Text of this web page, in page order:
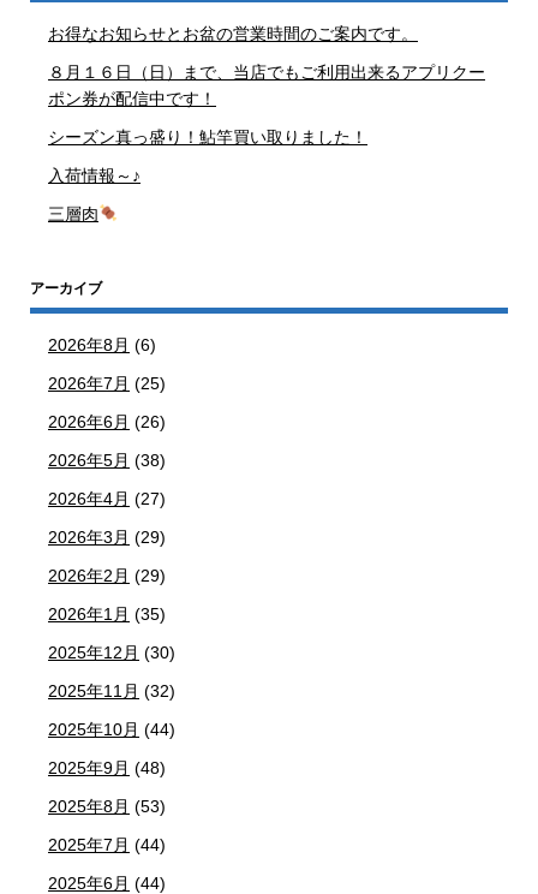
お得なお知らせとお盆の営業時間のご案内です。
８月１６日（日）まで、当店でもご利用出来るアプリクー
ポン券が配信中です！
シーズン真っ盛り！鮎竿買い取りました！
入荷情報～♪
三層肉
アーカイブ
2026年8月 (6)
2026年7月 (25)
2026年6月 (26)
2026年5月 (38)
2026年4月 (27)
2026年3月 (29)
2026年2月 (29)
2026年1月 (35)
2025年12月 (30)
2025年11月 (32)
2025年10月 (44)
2025年9月 (48)
2025年8月 (53)
2025年7月 (44)
2025年6月 (44)